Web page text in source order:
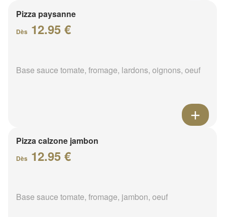
Pizza paysanne
Dès 12.95 €
Base sauce tomate, fromage, lardons, oignons, oeuf
Pizza calzone jambon
Dès 12.95 €
Base sauce tomate, fromage, jambon, oeuf